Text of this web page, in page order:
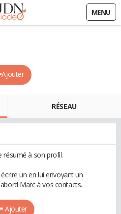
MENU
Ajouter
RÉSEAU
résumé à son profil.
un en lui envoyant un
Marc à vos contacts.
Ajouter